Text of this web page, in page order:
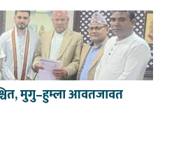
मुगु–हुम्ला आवतजावत